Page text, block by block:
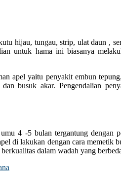
hijau, tungau, strip, ulat daun ,
untuk hama ini biasanya
apel yaitu penyakit embun
busuk akar. Pengendalian
4 -5 bulan tergantung dengan
di lakukan dengan cara memetik
dalam wadah yang